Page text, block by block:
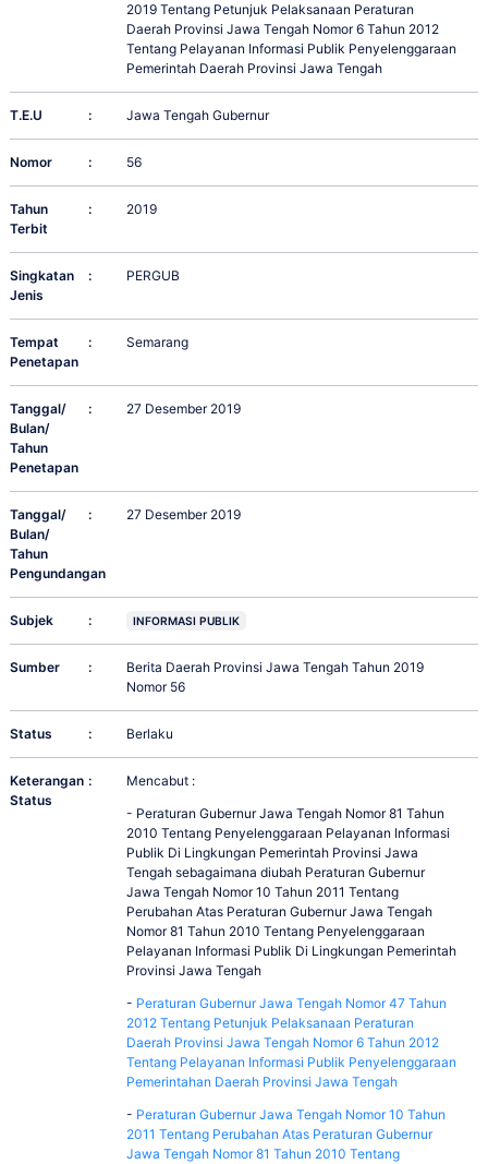
2019 Tentang Petunjuk Pelaksanaan Peraturan
Daerah Provinsi Jawa Tengah Nomor 6 Tahun 2012
Tentang Pelayanan Informasi Publik Penyelenggaraan
Pemerintah Daerah Provinsi Jawa Tengah
T.E.U : Jawa Tengah Gubernur
Nomor : 56
Tahun
Terbit
: 2019
Singkatan
Jenis
: PERGUB
Tempat
Penetapan
: Semarang
Tanggal/
Bulan/
Tahun
Penetapan
: 27 Desember 2019
Tanggal/
Bulan/
Tahun
Pengundangan
: 27 Desember 2019
Subjek : INFORMASI PUBLIK
Sumber :
Berita Daerah Provinsi Jawa Tengah Tahun 2019
Nomor 56
Status : Berlaku
Keterangan
Status
:
Mencabut :
- Peraturan Gubernur Jawa Tengah Nomor 81 Tahun
2010 Tentang Penyelenggaraan Pelayanan Informasi
Publik Di Lingkungan Pemerintah Provinsi Jawa
Tengah sebagaimana diubah Peraturan Gubernur
Jawa Tengah Nomor 10 Tahun 2011 Tentang
Perubahan Atas Peraturan Gubernur Jawa Tengah
Nomor 81 Tahun 2010 Tentang Penyelenggaraan
Pelayanan Informasi Publik Di Lingkungan Pemerintah
Provinsi Jawa Tengah
- Peraturan Gubernur Jawa Tengah Nomor 47 Tahun
2012 Tentang Petunjuk Pelaksanaan Peraturan
Daerah Provinsi Jawa Tengah Nomor 6 Tahun 2012
Tentang Pelayanan Informasi Publik Penyelenggaraan
Pemerintahan Daerah Provinsi Jawa Tengah
- Peraturan Gubernur Jawa Tengah Nomor 10 Tahun
2011 Tentang Perubahan Atas Peraturan Gubernur
Jawa Tengah Nomor 81 Tahun 2010 Tentang